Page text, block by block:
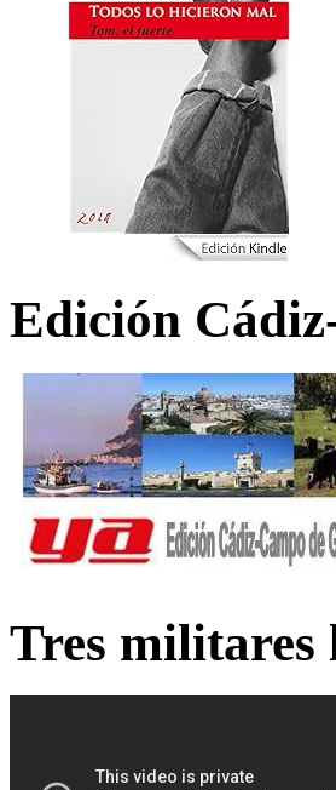
Edición
Tres militares